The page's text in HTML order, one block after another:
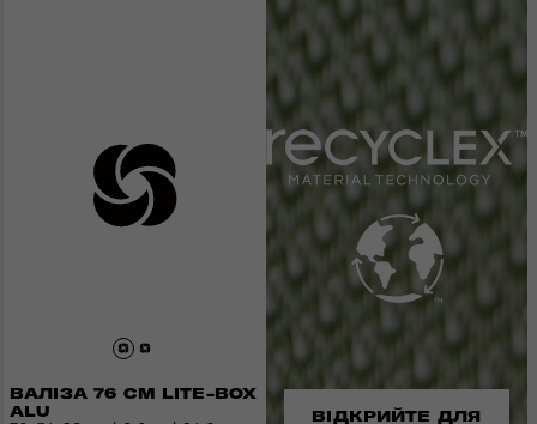
ВАЛІЗА 76 СМ LITE-BOX
ALU
ВІДКРИЙТЕ ДЛЯ